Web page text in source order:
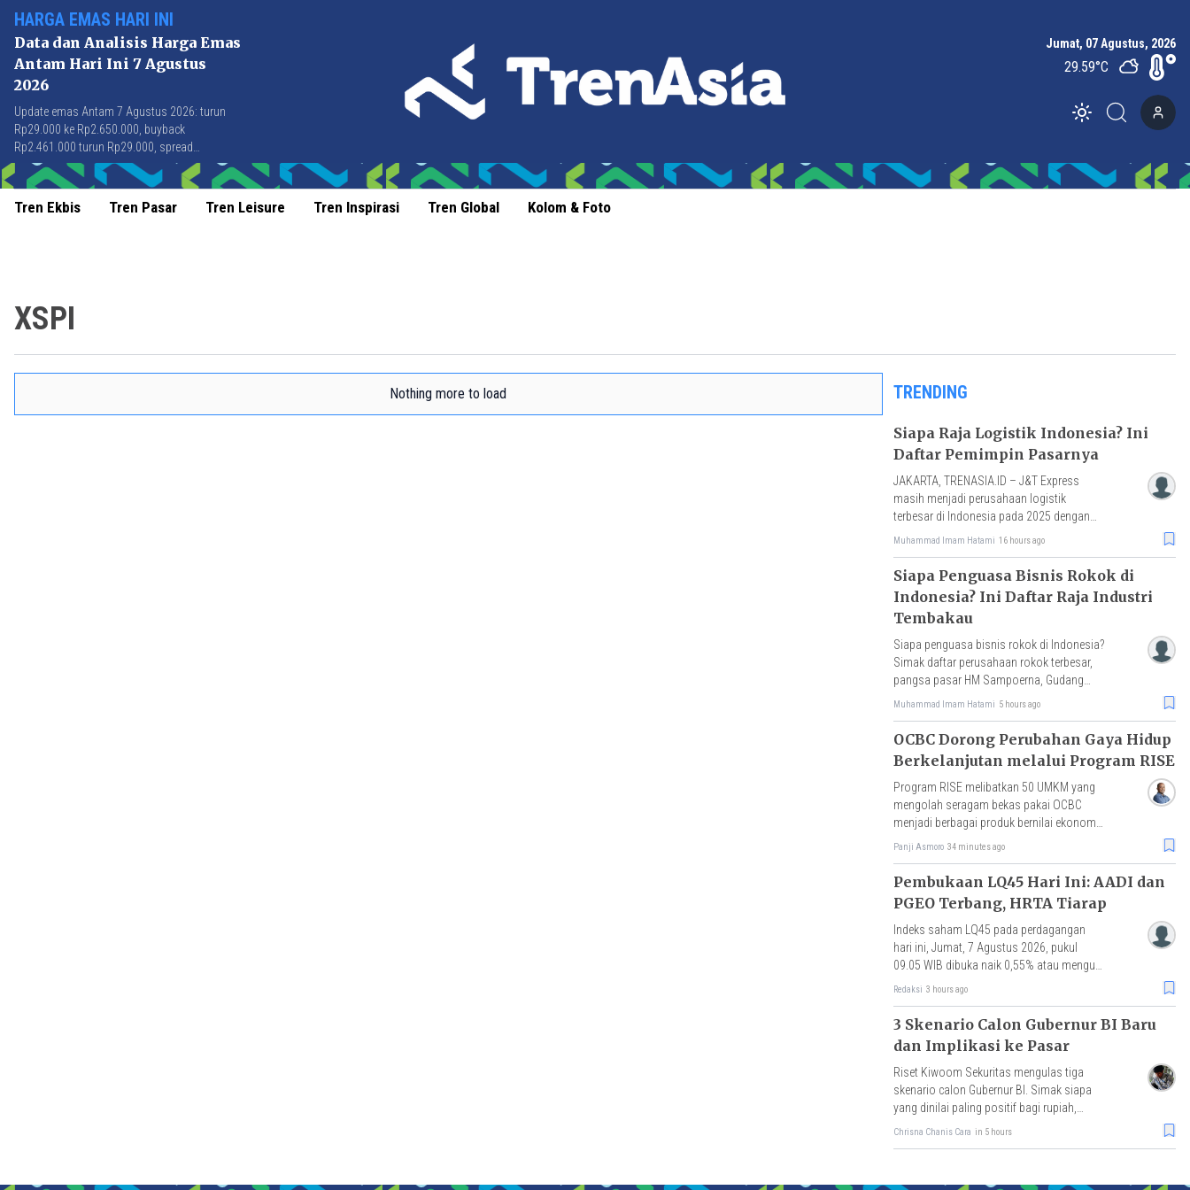
HARGA EMAS HARI INI
Data dan Analisis Harga Emas
Antam Hari Ini 7 Agustus
2026
Update emas Antam 7 Agustus 2026: turun
Rp29.000 ke Rp2.650.000, buyback
Rp2.461.000 turun Rp29.000, spread
Rp189.000 stabil di level terbaik sejak April
2026.
Jumat, 07 Agustus, 2026
29.59°C
Toggle theme
Tren Ekbis Tren Pasar Tren Leisure Tren Inspirasi Tren Global Kolom & Foto
XSPI
Nothing more to load TRENDING
Siapa Raja Logistik Indonesia? Ini
Daftar Pemimpin Pasarnya
JAKARTA, TRENASIA.ID – J&T Express
masih menjadi perusahaan logistik
terbesar di Indonesia pada 2025 dengan
pangsa pasar sekitar 30%, disusul Shopee
Muhammad Imam Hatami 16 hours ago
Siapa Penguasa Bisnis Rokok di
Indonesia? Ini Daftar Raja Industri
Tembakau
Siapa penguasa bisnis rokok di Indonesia?
Simak daftar perusahaan rokok terbesar,
pangsa pasar HM Sampoerna, Gudang
Garam, Djarum, hingga tantangan rokok
Muhammad Imam Hatami 5 hours ago
OCBC Dorong Perubahan Gaya Hidup
Berkelanjutan melalui Program RISE
Program RISE melibatkan 50 UMKM yang
mengolah seragam bekas pakai OCBC
menjadi berbagai produk bernilai ekonomi,
dengan hasil penjualan akan disalurkan
Panji Asmoro 34 minutes ago
Pembukaan LQ45 Hari Ini: AADI dan
PGEO Terbang, HRTA Tiarap
Indeks saham LQ45 pada perdagangan
hari ini, Jumat, 7 Agustus 2026, pukul
09.05 WIB dibuka naik 0,55% atau menguat
3 poin ke level 634,35.
Redaksi 3 hours ago
3 Skenario Calon Gubernur BI Baru
dan Implikasi ke Pasar
Riset Kiwoom Sekuritas mengulas tiga
skenario calon Gubernur BI. Simak siapa
yang dinilai paling positif bagi rupiah,
IHSG, dan arus modal asing.
Chrisna Chanis Cara in 5 hours